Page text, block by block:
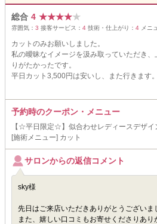
総合 4 ★★★★★
雰囲気： 3 接客サービス： 4 技術・仕上がり： 4 メニ
カットのみお願いしました。
私の曖昧なイメージを汲み取っていただき
りがたかったです。
平日カット3,500円は安いし、また行きます。
予約時のクーポン・メニュー
【☆平日限定☆】似合わせレディースデザイ
[施術メニュー] カット
サロンからの返信コメント
sky様
先日はご来店いただきありがとうございま
また、嬉しい口コミもお寄せくださりあり